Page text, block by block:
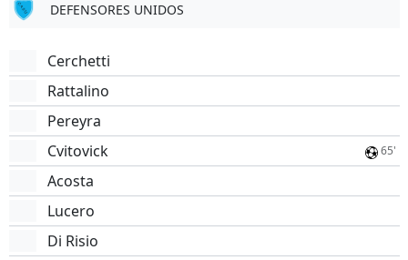
DEFENSORES UNIDOS
Cerchetti
Rattalino
Pereyra
Cvitovick
65'
Acosta
Lucero
Di Risio